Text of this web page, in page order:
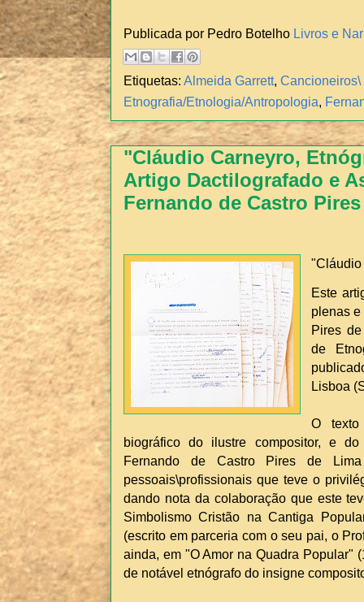
Publicada por Pedro Botelho Livros e
Etiquetas: Almeida Garrett,
Etnografia/Etnologia/Antropologia,
"Cláudio Carneyro,
Artigo Dactilografado e
Fernando de Castro
"Cláudio
Este
plenas
Pires
de
Lisboa
O
biográfico do ilustre compositor, e
Fernando de Castro Pires de
pessoais\profissionais que teve o
dando nota da colaboração que este
Simbolismo Cristão na Cantiga
(escrito em parceria com o seu pai, o
ainda, em "O Amor na Quadra Popular"
de notável etnógrafo do insigne